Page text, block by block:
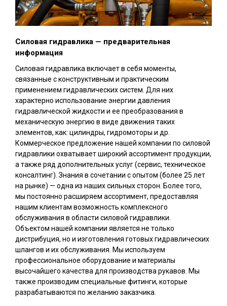
Силовая гидравлика — предварительная
информация
Силовая гидравлика включает в себя моменты,
связанные с конструктивным и практическим
применением гидравлических систем. Для них
характерно использование энергии давления
гидравлической жидкости и ее преобразования в
механическую энергию в виде движения таких
элементов, как: цилиндры, гидромоторы и др.
Коммерческое предложение нашей компании по силовой
гидравлики охватывает широкий ассортимент продукции,
а также ряд дополнительных услуг (сервис, техническое
консалтинг). Знания в сочетании с опытом (более 25 лет
на рынке) — одна из наших сильных сторон. Более того,
мы постоянно расширяем ассортимент, предоставляя
нашим клиентам возможность комплексного
обслуживания в области силовой гидравлики.
Объектом нашей компании является не только
дистрибуция, но и изготовления готовых гидравлических
шлангов и их обслуживания. Мы используем
профессиональное оборудование и материалы
высочайшего качества для производства рукавов. Мы
также производим специальные фитинги, которые
разрабатываются по желанию заказчика.